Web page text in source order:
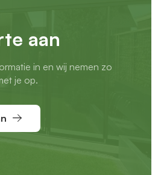
aan
in en wij nemen zo
je op.